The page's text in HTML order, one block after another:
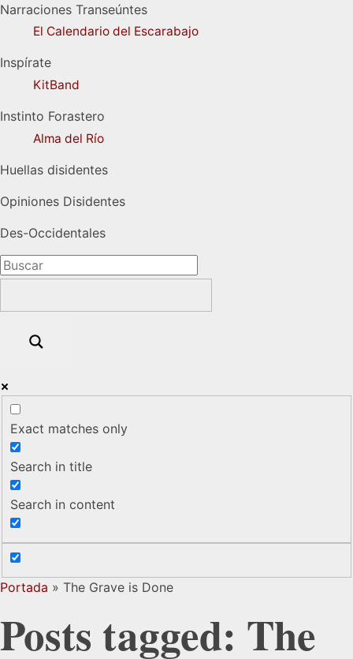
Narraciones Transeúntes
El Calendario del Escarabajo
Inspírate
KitBand
Instinto Forastero
Alma del Río
Huellas disidentes
Opiniones Disidentes
Des-Occidentales
Exact matches only
Search in title
Search in content
Portada » The Grave is Done
Posts tagged: The